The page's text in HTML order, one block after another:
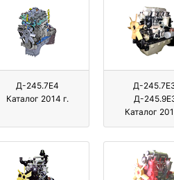
Д-245.7E4
Каталог 2014 г.
Д-
Д-
Каталог